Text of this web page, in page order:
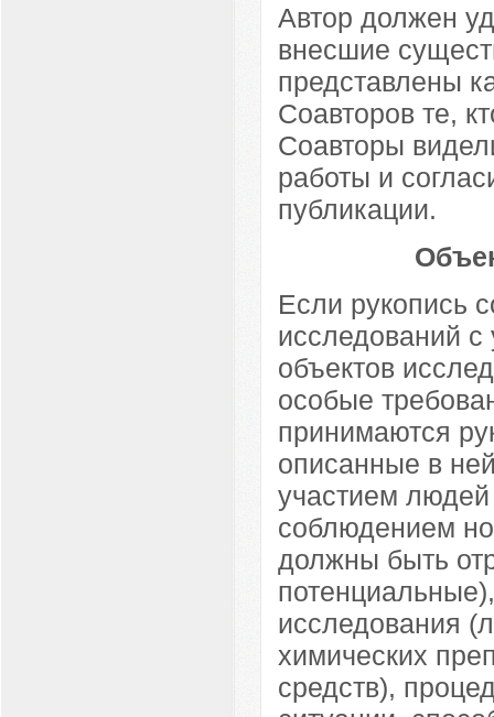
Автор должен
внесшие
представлены
Соавторов те,
Соавторы
работы и
публикации.
Если рукопись
исследований с
объектов
особые
принимаются
описанные в
участием
соблюдением
должны быть
исследования
химических
средств),